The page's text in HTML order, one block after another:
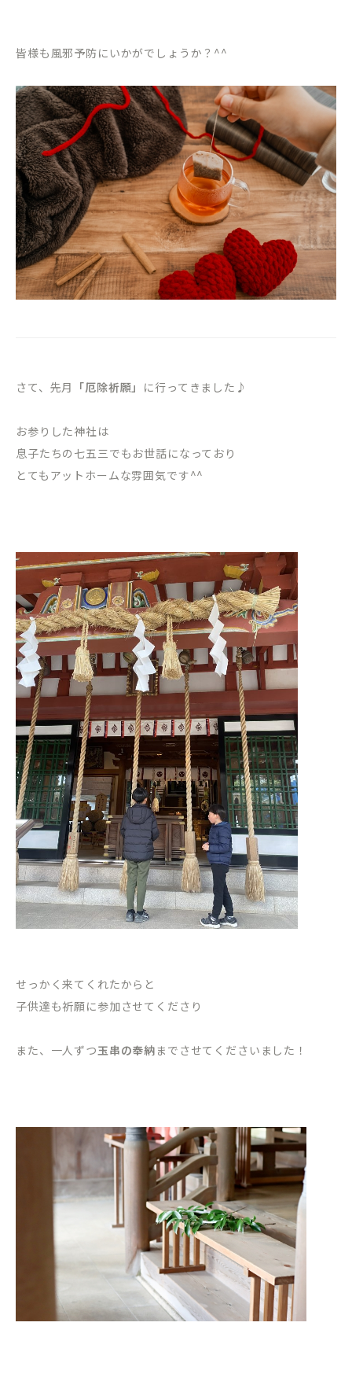
皆様も風邪予防にいかがでしょうか？^^
さて、先月 「厄除祈願」 に行ってきました♪
お参りした神社は
息子たちの七五三でもお世話になっており
とてもアットホームな雰囲気です^^
せっかく来てくれたからと
子供達も祈願に参加させてくださり
また、一人ずつ玉串の奉納までさせてくださいました！